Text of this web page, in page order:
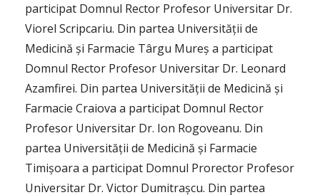
participat Domnul Rector Profesor Universitar Dr.
Viorel Scripcariu. Din partea Universității de
Medicină și Farmacie Târgu Mureș a participat
Domnul Rector Profesor Universitar Dr. Leonard
Azamfirei. Din partea Universității de Medicină și
Farmacie Craiova a participat Domnul Rector
Profesor Universitar Dr. Ion Rogoveanu. Din
partea Universității de Medicină și Farmacie
Timișoara a participat Domnul Prorector Profesor
Universitar Dr. Victor Dumitrașcu. Din partea